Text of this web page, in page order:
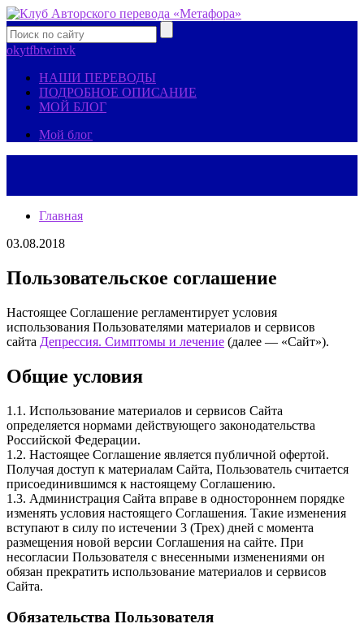
okytfbtwinvk
НАШИ ПЕРЕВОДЫ
ПОДРОБНОЕ ОПИСАНИЕ
МОЙ БЛОГ
Мой блог
Главная
03.08.2018
Пользовательское соглашение
Настоящее Соглашение регламентирует условия
использования Пользователями материалов и сервисов
сайта Депрессия. Симптомы и лечение (далее — «Сайт»).
Общие условия
1.1. Использование материалов и сервисов Сайта
определяется нормами действующего законодательства
Российской Федерации.
1.2. Настоящее Соглашение является публичной офертой.
Получая доступ к материалам Сайта, Пользователь считается
присоединившимся к настоящему Соглашению.
1.3. Администрация Сайта вправе в одностороннем порядке
изменять условия настоящего Соглашения. Такие изменения
вступают в силу по истечении 3 (Трех) дней с момента
размещения новой версии Соглашения на сайте. При
несогласии Пользователя с внесенными изменениями он
обязан прекратить использование материалов и сервисов
Сайта.
Обязательства Пользователя